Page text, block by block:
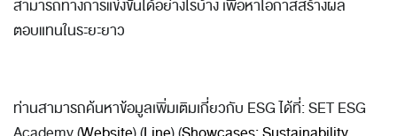
สามารถทางการแข่งขันได้อย่างไรบ้าง เพื่อหาโอกาสสร้างผล
ตอบแทนในระยะยาว
ท่านสามารถค้นหาข้อมูลเพิ่มเติมเกี่ยวกับ ESGได้ที่: SET ESG